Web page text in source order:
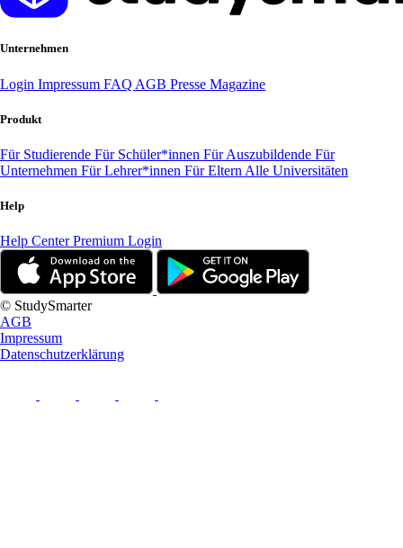
Unternehmen
Login Impressum FAQ AGB Presse Magazine
Produkt
Für Studierende Für Schüler*innen Für Auszubildende Für
Unternehmen Für Lehrer*innen Für Eltern Alle Universitäten
Help
Help CenterPremium Login
© StudySmarter
AGB
Impressum
Datenschutzerklärung